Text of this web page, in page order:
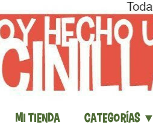
Mi Tienda Categorías ▼